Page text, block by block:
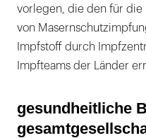
vorlegen, die den für
von
Impfstoff durch
Impfteams der Länder
gesundheitliche